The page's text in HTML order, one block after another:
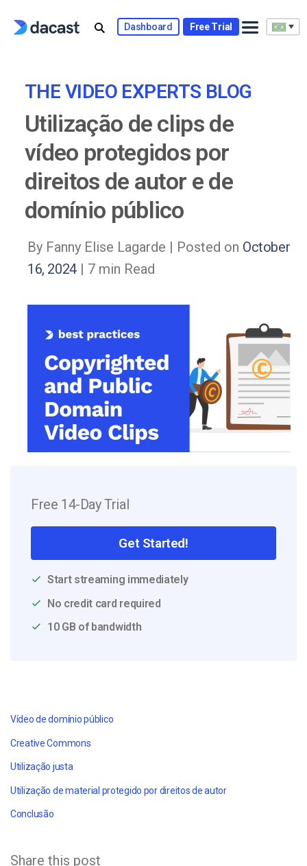
Dashboard Free Trial
THE VIDEO EXPERTS BLOG
Utilização de clips de
vídeo protegidos por
direitos de autor e de
domínio público
By Fanny Elise Lagarde | Posted on October
16, 2024| 7 min Read
Free 14-Day Trial
Get Started!
Start streaming immediately
No credit card required
10 GB of bandwidth
Vídeo de domínio público
Creative Commons
Utilização justa
Utilização de material protegido por direitos de autor
Conclusão
Share this post